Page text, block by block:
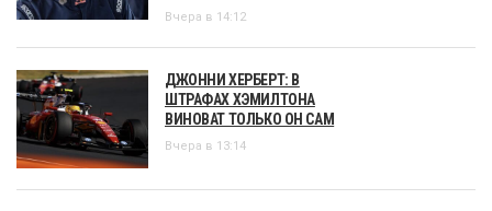
Вчера в 14:12
ДЖОННИ ХЕРБЕРТ: В
ШТРАФАХ ХЭМИЛТОНА
ВИНОВАТ ТОЛЬКО ОН САМ
Вчера в 13:14